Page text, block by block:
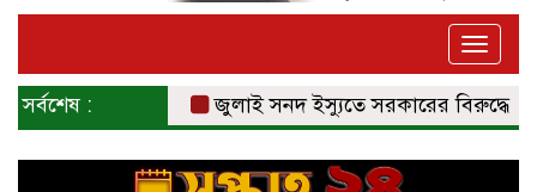
Toggle
সর্বশেষ : জুলাই সনদ ইস্যুতে সরকারের বিরুদ্ধে